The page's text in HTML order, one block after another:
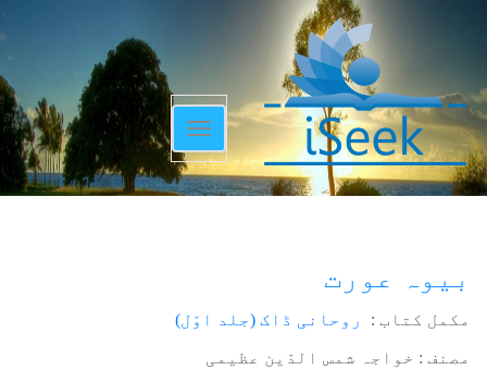
Toggle
navigation
بیوہ عورت
مکمل کتاب : روحانی ڈاک (جلد اوّل)
مصنف : خواجہ شمس الدّین عظیمی